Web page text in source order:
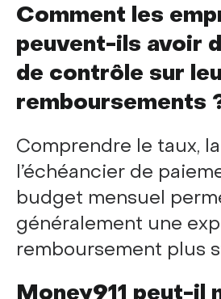
Comment les
peuvent-ils avoir
de contrôle sur
remboursements
Comprendre le taux,
l’échéancier de
budget mensuel
généralement une
remboursement plus
Money911 peut-il